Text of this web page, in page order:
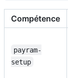
Compétence
payram-
setup